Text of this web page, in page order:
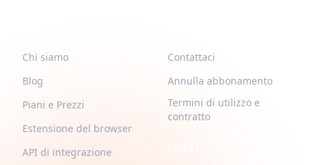
Chi siamo
Blog
Piani e Prezzi
Estensione del browser
API di integrazione
Contattaci
Annulla abbonamento
Termini di utilizzo e
contratto